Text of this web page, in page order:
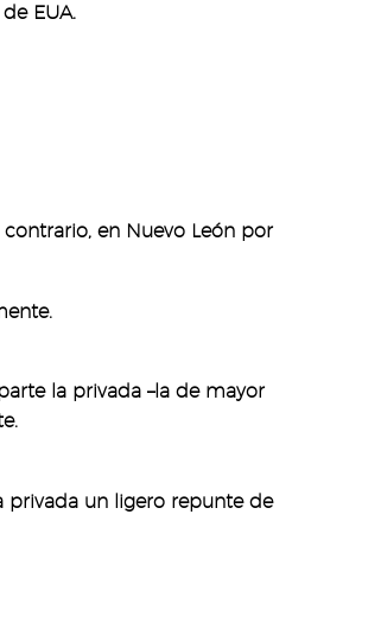
EUA.
en Nuevo León por
la privada –la de mayor
privada un ligero repunte de